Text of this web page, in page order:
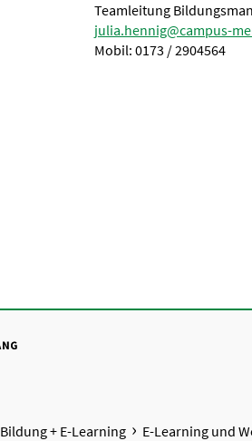
Teamleitung
julia.hennig@campus-
Mobil: 0173 / 2904564
Bildung + E-Learning E-Learning und